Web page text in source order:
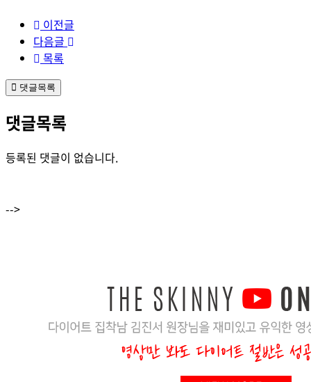
이전글
다음글
목록
댓글목록
댓글목록
등록된 댓글이 없습니다.
-->